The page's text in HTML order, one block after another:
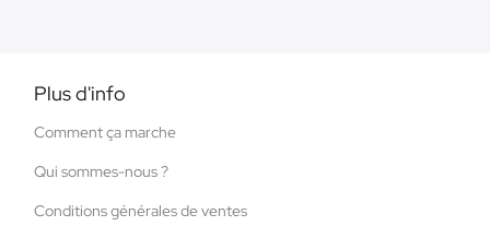
Plus d'info
Comment ça marche
Qui sommes-nous ?
Conditions générales de ventes